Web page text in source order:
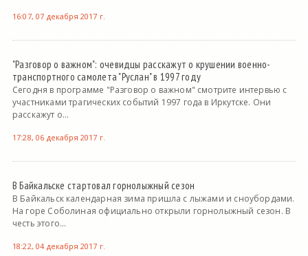
16:07, 07 декабря 2017 г.
"Разговор о важном": очевидцы расскажут о крушении военно-
транспортного самолета "Руслан" в 1997 году
Сегодня в программе "Разговор о важном" смотрите интервью с
участниками трагических событий 1997 года в Иркутске. Они
расскажут о...
17:28, 06 декабря 2017 г.
В Байкальске стартовал горнолыжный сезон
В Байкальск календарная зима пришла с лыжами и сноубордами.
На горе Соболиная официально открыли горнолыжный сезон. В
честь этого...
18:22, 04 декабря 2017 г.